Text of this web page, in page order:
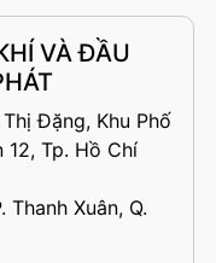
VÀ ĐẦU
Đặng, Khu Phố
12, Tp. Hồ Chí
Thanh Xuân, Q.